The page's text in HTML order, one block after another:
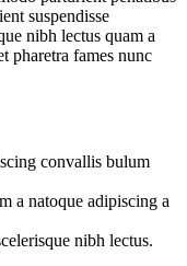
suspendisse
nibh lectus quam a
pharetra fames nunc
convallis bulum
a natoque adipiscing a
nibh lectus.